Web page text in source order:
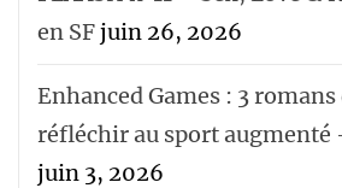
en SFjuin 26, 2026
Enhanced Games : 3 romans
réfléchir au sport augmenté
juin 3, 2026